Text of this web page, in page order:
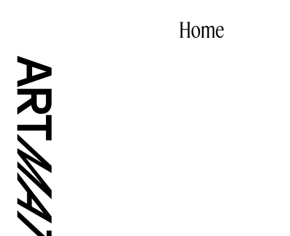
Home